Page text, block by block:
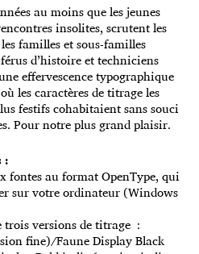
au moins que les jeunes
insolites, scrutent les
familles et sous-familles
d’histoire et techniciens
effervescence typographique
les caractères de titrage les
festifs cohabitaient sans souci
Pour notre plus grand plaisir.
:
fontes au format OpenType, qui
sur votre ordinateur (Windows
trois versions de titrage :
fine)/Faune Display Black